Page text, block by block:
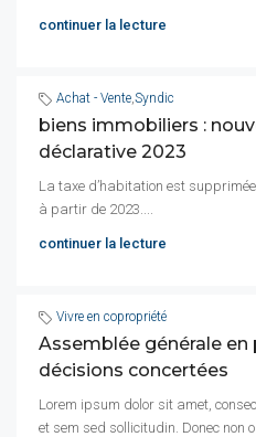
continuer la lecture
Achat - Vente,Syndic
biens immobiliers :
déclarative 2023
La taxe d’habitation est
à partir de 2023....
continuer la lecture
Vivre en copropriété
Assemblée générale en
décisions concertées
Lorem ipsum dolor sit amet,
et sem sed sollicitudin. Donec non